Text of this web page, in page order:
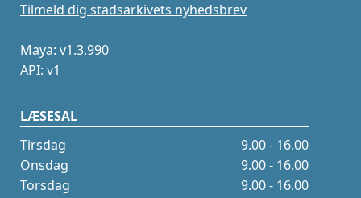
Tilmeld dig stadsarkivets nyhedsbrev
Maya: v1.3.990
API: v1
LÆSESAL
Tirsdag
9.00 - 16.00
Onsdag
9.00 - 16.00
Torsdag
9.00 - 16.00